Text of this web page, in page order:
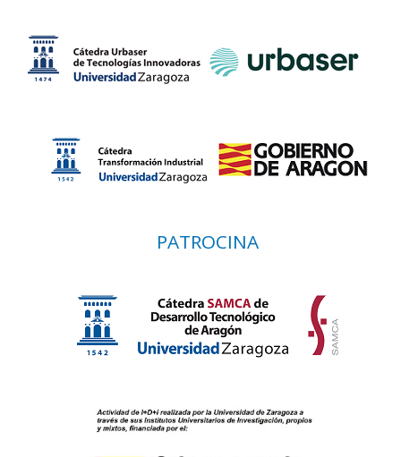
PATROCINA